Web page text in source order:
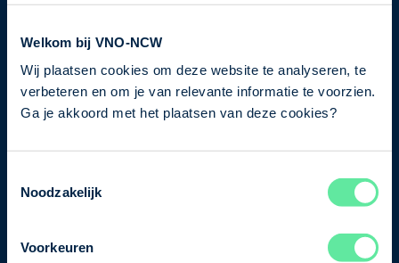
Welkom bij VNO-NCW
Wij plaatsen cookies om deze website te analyseren, te
verbeteren en om je van relevante informatie te voorzien.
Ga je akkoord met het plaatsen van deze cookies?
Noodzakelijk
Voorkeuren
Schrijf je in
Direct naar
Ons verhaal
Bezuidenhoutseweg 12
T+31 70 349 03 49